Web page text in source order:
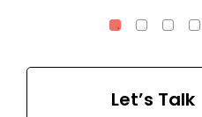
Let’s Talk